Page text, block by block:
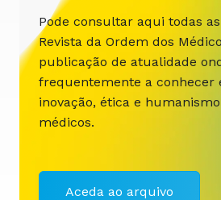
Pode consultar aqui todas
Revista da Ordem dos
publicação de atualidade
frequentemente a conhecer
inovação, ética e
médicos.
Aceda ao arquivo